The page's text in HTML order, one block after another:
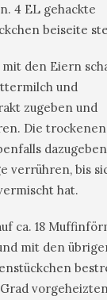
4 EL gehackte
beiseite
den Eiern
und
zugeben und
Die trockenen
verrühren, bis
hat.
ca. 18
mit den
Grad